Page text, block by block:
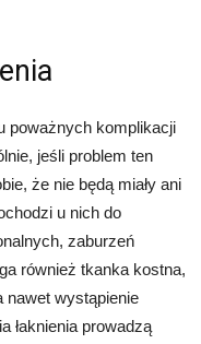
poważnych komplikacji
jeśli problem ten
że nie będą miały ani
u nich do
zaburzeń
również tkanka kostna,
nawet wystąpienie
łaknienia prowadzą